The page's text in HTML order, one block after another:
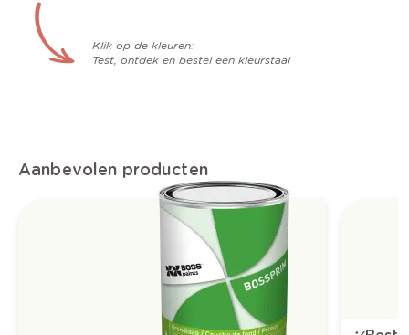
Klik op de kleuren:
Test, ontdek en bestel een kleurstaal
Aanbevolen producten